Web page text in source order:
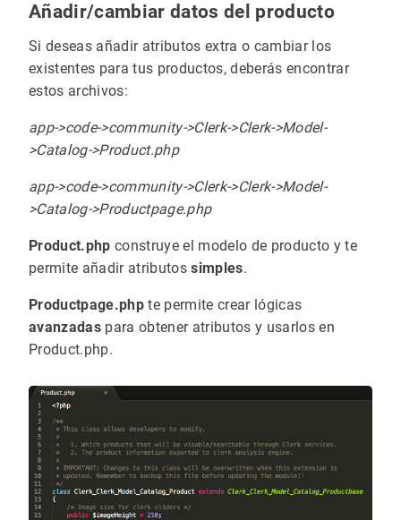
Añadir/cambiar datos del producto
Si deseas añadir atributos extra o cambiar los
existentes para tus productos, deberás encontrar
estos archivos:
app->code->community->Clerk->Clerk->Model-
>Catalog->Product.php
app->code->community->Clerk->Clerk->Model-
>Catalog->Productpage.php
Product.php construye el modelo de producto y te
permite añadir atributossimples.
Productpage.phpte permite crear lógicas
avanzadaspara obtener atributos y usarlos en
Product.php.